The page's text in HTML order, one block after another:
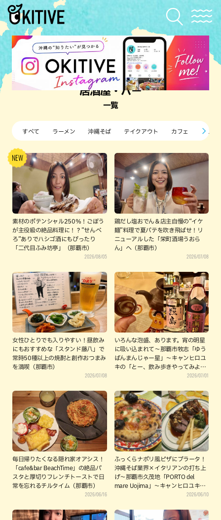
居酒屋・バー
一覧
すべて ラーメン 沖縄そば テイクアウト カフェ すし・
素材のポテンシャル250％！ごぼう
が主役級の絶品料理に！？”せんべ
ろ”ありでハシゴ酒にもぴったり
「二代目ふみ坊亭」（那覇市）
2026/08/05
鶏だし塩おでん＆店主自慢の“イケ
麺”料理で夏バテを吹き飛ばせ！リ
ニューアルした「栄町酒場うおら
ん」へ（那覇市）
2026/07/08
女性ひとりでも入りやすい！昼飲み
にもおすすめな「スタンド藤八」で
常時50種以上の焼酎と創作おつまみ
を満喫（那覇市）
2026/07/08
いろんな泡盛、あります。宵の明星
に吸い込まれて〜那覇市牧志「ゆう
ばんまんじゃー星」～キャンヒロユ
キの「とー、飲み歩きやってみよ
2026/07/01
毎日帰りたくなる隠れ家オアシス！
「cafe&bar BeachTime」の絶品パ
スタと厚切りフレンチトーストで日
常を忘れるチルタイム（那覇市）
2026/06/16
ふっくらナポリ風ピザにブラータ！
沖縄そば業界×イタリアンの打ち上
げ〜那覇市久茂地「PORTO del
mare Uojima」～キャンヒロユキの
「とー、飲み歩きやってみよう」〜
2026/06/10